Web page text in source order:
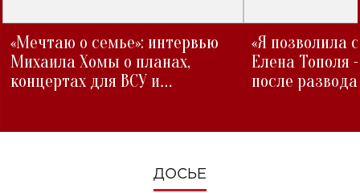
«Мечтаю о семье»: интервью
Михаила Хомы о планах,
концертах для ВСУ и
«Я позволила
Елена Тополя
после развода
ДОСЬЕ